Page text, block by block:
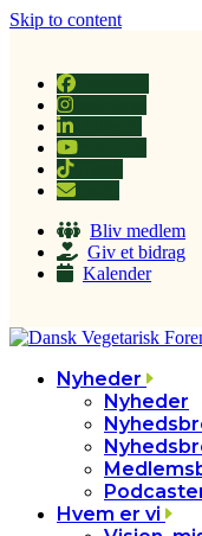
Skip to content
Tiktok
Bliv medlem
Giv et bidrag
Kalender
Nyheder
Nyheder
Hvem er vi